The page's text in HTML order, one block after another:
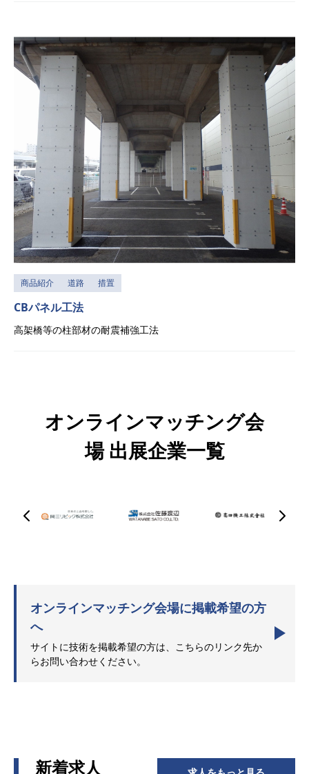
商品紹介 道路 措置
CBパネル工法
高架橋等の柱部材の耐震補強工法
オンラインマッチング会
場 出展企業一覧
オンラインマッチング会場に掲載希望の方
へ
サイトに技術を掲載希望の方は、こちらのリンク先か
らお問い合わせください。
新着求人